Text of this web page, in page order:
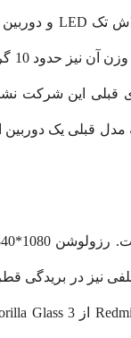
این مدل نیز 198 گرم
نیز در بریدگی